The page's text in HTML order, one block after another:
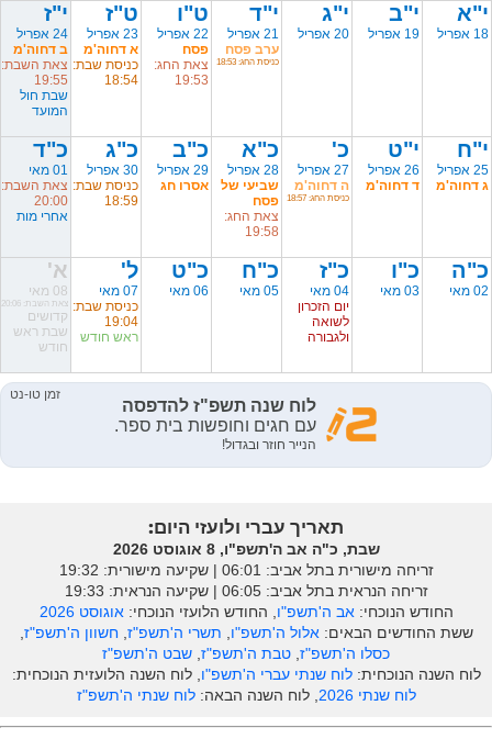
י"א
18 אפריל
י"ב
19 אפריל
י"ג
20 אפריל
י"ד
21 אפריל
ערב פסח
כניסת החג: 18:53
ט"ו
22 אפריל
פסח
צאת החג:
19:53
ט"ז
23 אפריל
א דחוה'מ
כניסת שבת:
18:54
י"ז
24 אפריל
ב דחוה'מ
צאת השבת:
19:55
שבת חול
המועד
י"ח
25 אפריל
ג דחוה'מ
י"ט
26 אפריל
ד דחוה'מ
כ'
27 אפריל
ה דחוה'מ
כניסת החג: 18:57
כ"א
28 אפריל
שביעי של
פסח
צאת החג:
19:58
כ"ב
29 אפריל
אסרו חג
כ"ג
30 אפריל
כניסת שבת:
18:59
כ"ד
01 מאי
צאת השבת:
20:00
אחרי מות
כ"ה
02 מאי
כ"ו
03 מאי
כ"ז
04 מאי
יום הזכרון
לשואה
ולגבורה
כ"ח
05 מאי
כ"ט
06 מאי
ל'
07 מאי
כניסת שבת:
19:04
ראש חודש
א'
08 מאי
צאת השבת: 20:06
קדושים
שבת ראש
חודש
תאריך עברי ולועזי היום:
שבת, כ"ה אב ה'תשפ"ו, 8 אוגוסט 2026
זריחה מישורית בתל אביב: ‎06:01 | שקיעה מישורית: 19:32
זריחה הנראית בתל אביב: ‎06:05 | שקיעה הנראית: 19:33
החודש הנוכחי:אב ה'תשפ"ו, החודש הלועזי הנוכחי:אוגוסט 2026
ששת החודשים הבאים:אלול ה'תשפ"ו, תשרי ה'תשפ"ז, חשוון ה'תשפ"ז,
כסלו ה'תשפ"ז, טבת ה'תשפ"ז, שבט ה'תשפ"ז
לוח השנה הנוכחית:לוח שנתי עברי ה'תשפ"ו, לוח השנה הלועזית הנוכחית:
לוח שנתי 2026
, לוח השנה הבאה:לוח שנתי ה'תשפ"ז